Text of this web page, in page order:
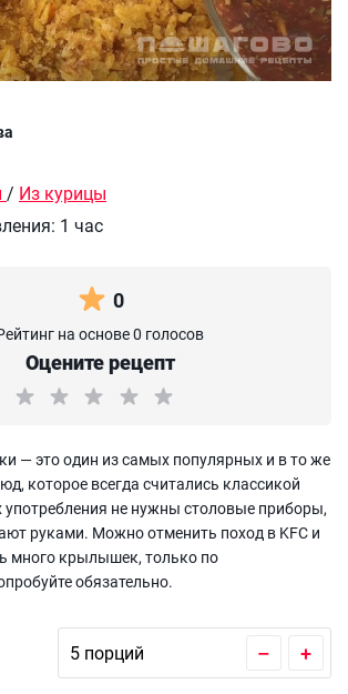
/ Из курицы
1 час
0
на основе 0 голосов
Оцените рецепт
— это один из самых популярных и в то же
которое всегда считались классикой
не нужны столовые приборы,
руками. Можно отменить поход в KFC и
много крылышек, только по
обязательно.
– +